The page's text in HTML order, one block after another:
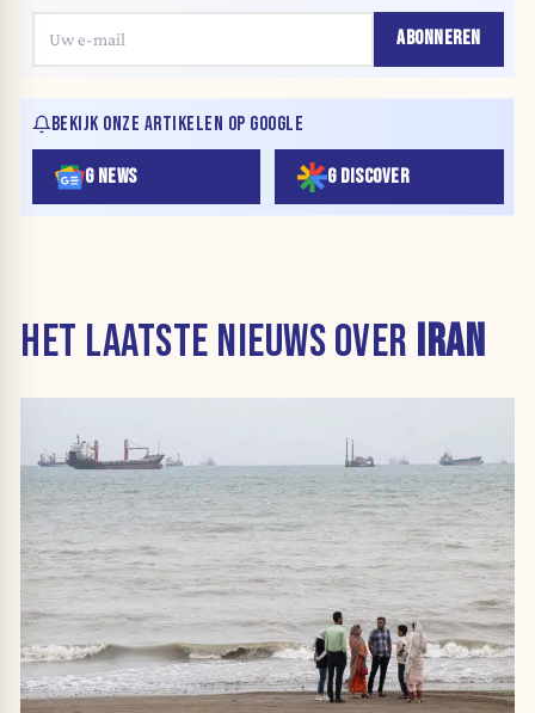
ABONNEREN
BEKIJK ONZE ARTIKELEN OP GOOGLE
G NEWS G DISCOVER
HET LAATSTE NIEUWS OVER IRAN